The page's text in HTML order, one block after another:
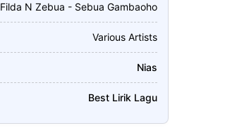
Filda N Zebua - Sebua Gambaoho
Various Artists
Nias
Best Lirik Lagu